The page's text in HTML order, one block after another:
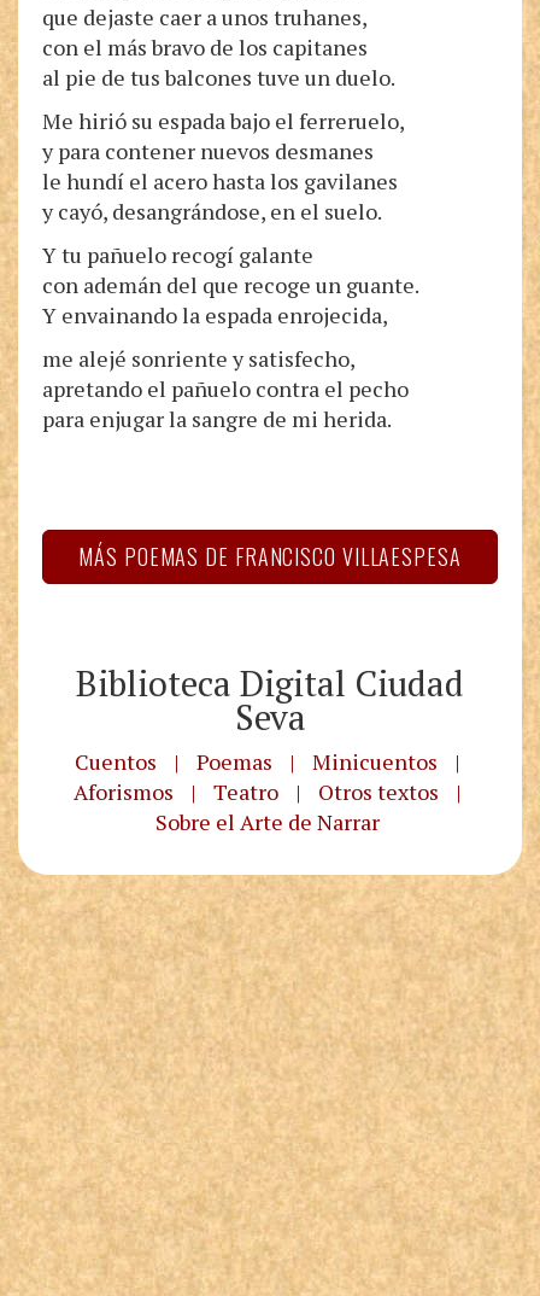
que dejaste caer a unos truhanes,
con el más bravo de los capitanes
al pie de tus balcones tuve un duelo.
Me hirió su espada bajo el ferreruelo,
y para contener nuevos desmanes
le hundí el acero hasta los gavilanes
y cayó, desangrándose, en el suelo.
Y tu pañuelo recogí galante
con ademán del que recoge un guante.
Y envainando la espada enrojecida,
me alejé sonriente y satisfecho,
apretando el pañuelo contra el pecho
para enjugar la sangre de mi herida.
MÁS POEMAS DE FRANCISCO VILLAESPESA
Biblioteca Digital Ciudad
Seva
Cuentos | Poemas | Minicuentos
|
Aforismos
| Teatro | Otros textos
|
Sobre el Arte de Narrar